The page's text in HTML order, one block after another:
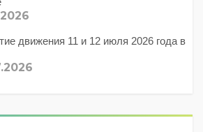
движения 11 и 12 июля 2026 года в